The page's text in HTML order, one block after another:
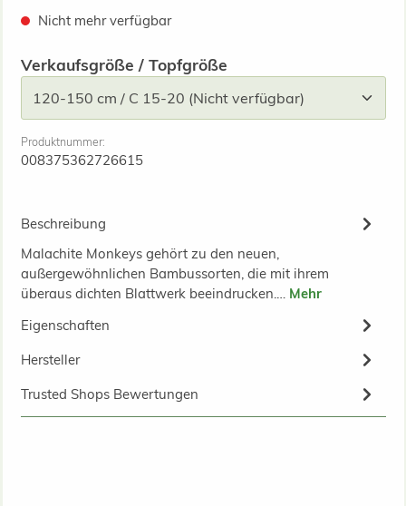
Nicht mehr verfügbar
Verkaufsgröße / Topfgrößeauswählen
Produktnummer:
008375362726615
Beschreibung
Malachite Monkeys gehört zu den neuen,
außergewöhnlichen Bambussorten, die mit ihrem
überaus dichten Blattwerk beeindrucken.… Mehr
Eigenschaften
Hersteller
Trusted Shops Bewertungen